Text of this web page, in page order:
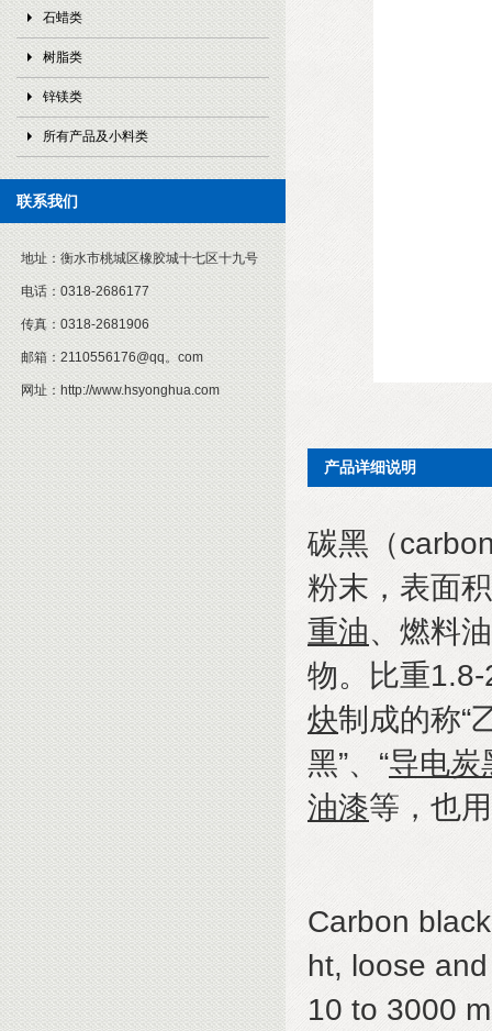
石蜡类
树脂类
锌镁类
所有产品及小料类
联系我们
地址： 衡水市桃城区橡胶城十七区十九号
电话： 0318-2686177
传真： 0318-2681906
邮箱： 2110556176@qq。com
网址： http://www.hsyonghua.com
产品详细说明
碳黑（
粉末，表面
重油、燃料
物。比重
炔制成的称“
黑”、 “导电炭
油漆等，也
Carbon
ht, loose
10 to 3000